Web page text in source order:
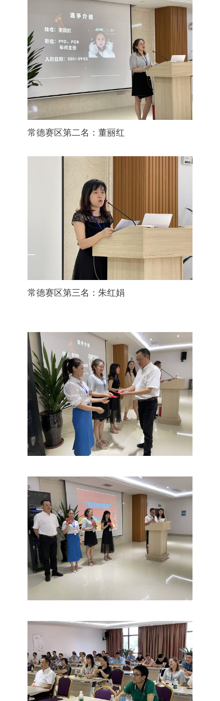
常德赛区第二名：董丽红
常德赛区第三名：朱红娟